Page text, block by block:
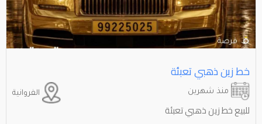
خط زين ذهبي تعبئة
الفروانية منذ شهرين
للبيع خط زين ذهبي تعبئة